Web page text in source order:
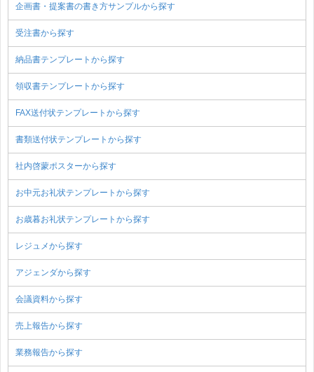
企画書・提案書の書き方サンプルから探す
受注書から探す
納品書テンプレートから探す
領収書テンプレートから探す
FAX送付状テンプレートから探す
書類送付状テンプレートから探す
社内啓蒙ポスターから探す
お中元お礼状テンプレートから探す
お歳暮お礼状テンプレートから探す
レジュメから探す
アジェンダから探す
会議資料から探す
売上報告から探す
業務報告から探す